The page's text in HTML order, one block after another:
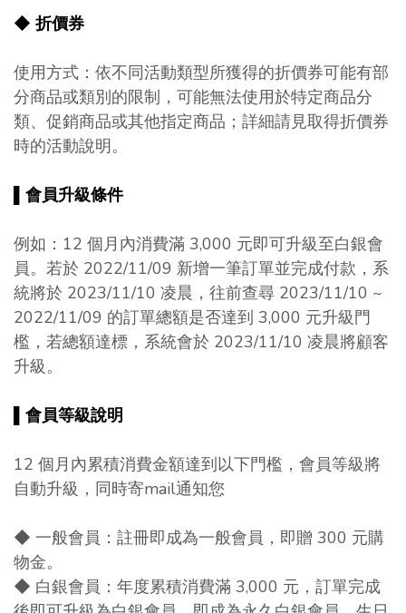
◆ 折價券
使用方式：依不同活動類型所獲得的折價券可能有部
分商品或類別的限制，可能無法使用於特定商品分
類、促銷商品或其他指定商品；詳細請見取得折價券
時的活動說明。
會員升級條件
例如：12 個月內消費滿 3,000 元即可升級至白銀會
員。若於 2022/11/09 新增一筆訂單並完成付款，系
統將於 2023/11/10 凌晨，往前查尋 2023/11/10 ~
2022/11/09 的訂單總額是否達到 3,000 元升級門
檻，若總額達標，系統會於 2023/11/10 凌晨將顧客
升級。
會員等級說明
12 個月內累積消費金額達到以下門檻，會員等級將
自動升級，同時寄mail通知您
◆ 一般會員：註冊即成為一般會員，即贈 300 元購
物金。
◆ 白銀會員 ： 年度累積消費滿 3,000 元，訂單完成